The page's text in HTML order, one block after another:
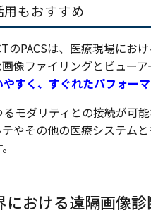
用もおすすめ
のPACSは、医療現場にお
像ファイリングとビューア
すく、すぐれたパフォー
るモダリティとの接続が可
やその他の医療システム
における遠隔画像